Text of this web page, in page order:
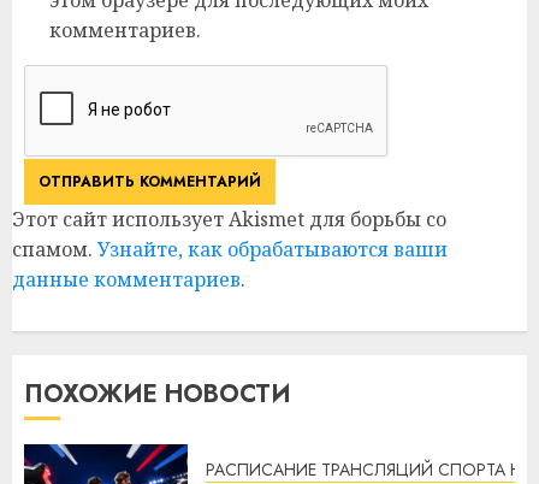
комментариев.
Этот сайт использует Akismet для борьбы со
спамом. Узнайте, как обрабатываются ваши
данные комментариев.
ПОХОЖИЕ НОВОСТИ
РАСПИСАНИЕ ТРАНСЛЯЦИЙ СПОРТА НА